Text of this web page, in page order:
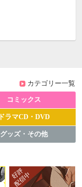
カテゴリー一覧
コミックス
ドラマCD・DVD
グッズ・その他